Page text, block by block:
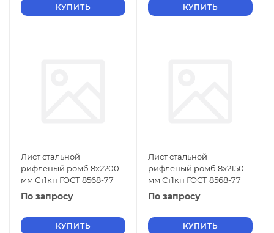
КУПИТЬ КУПИТЬ
Лист стальной
рифленый ромб 8х2200
мм Ст1кп ГОСТ 8568-77
По запросу
КУПИТЬ
Лист стальной
рифленый ромб 8х2150
мм Ст1кп ГОСТ 8568-77
По запросу
КУПИТЬ